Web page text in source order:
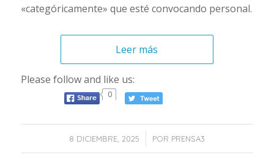
«categóricamente» que esté convocando personal.
Leer más
Please follow and like us:
0
8 DICIEMBRE, 2025
/ POR PRENSA3